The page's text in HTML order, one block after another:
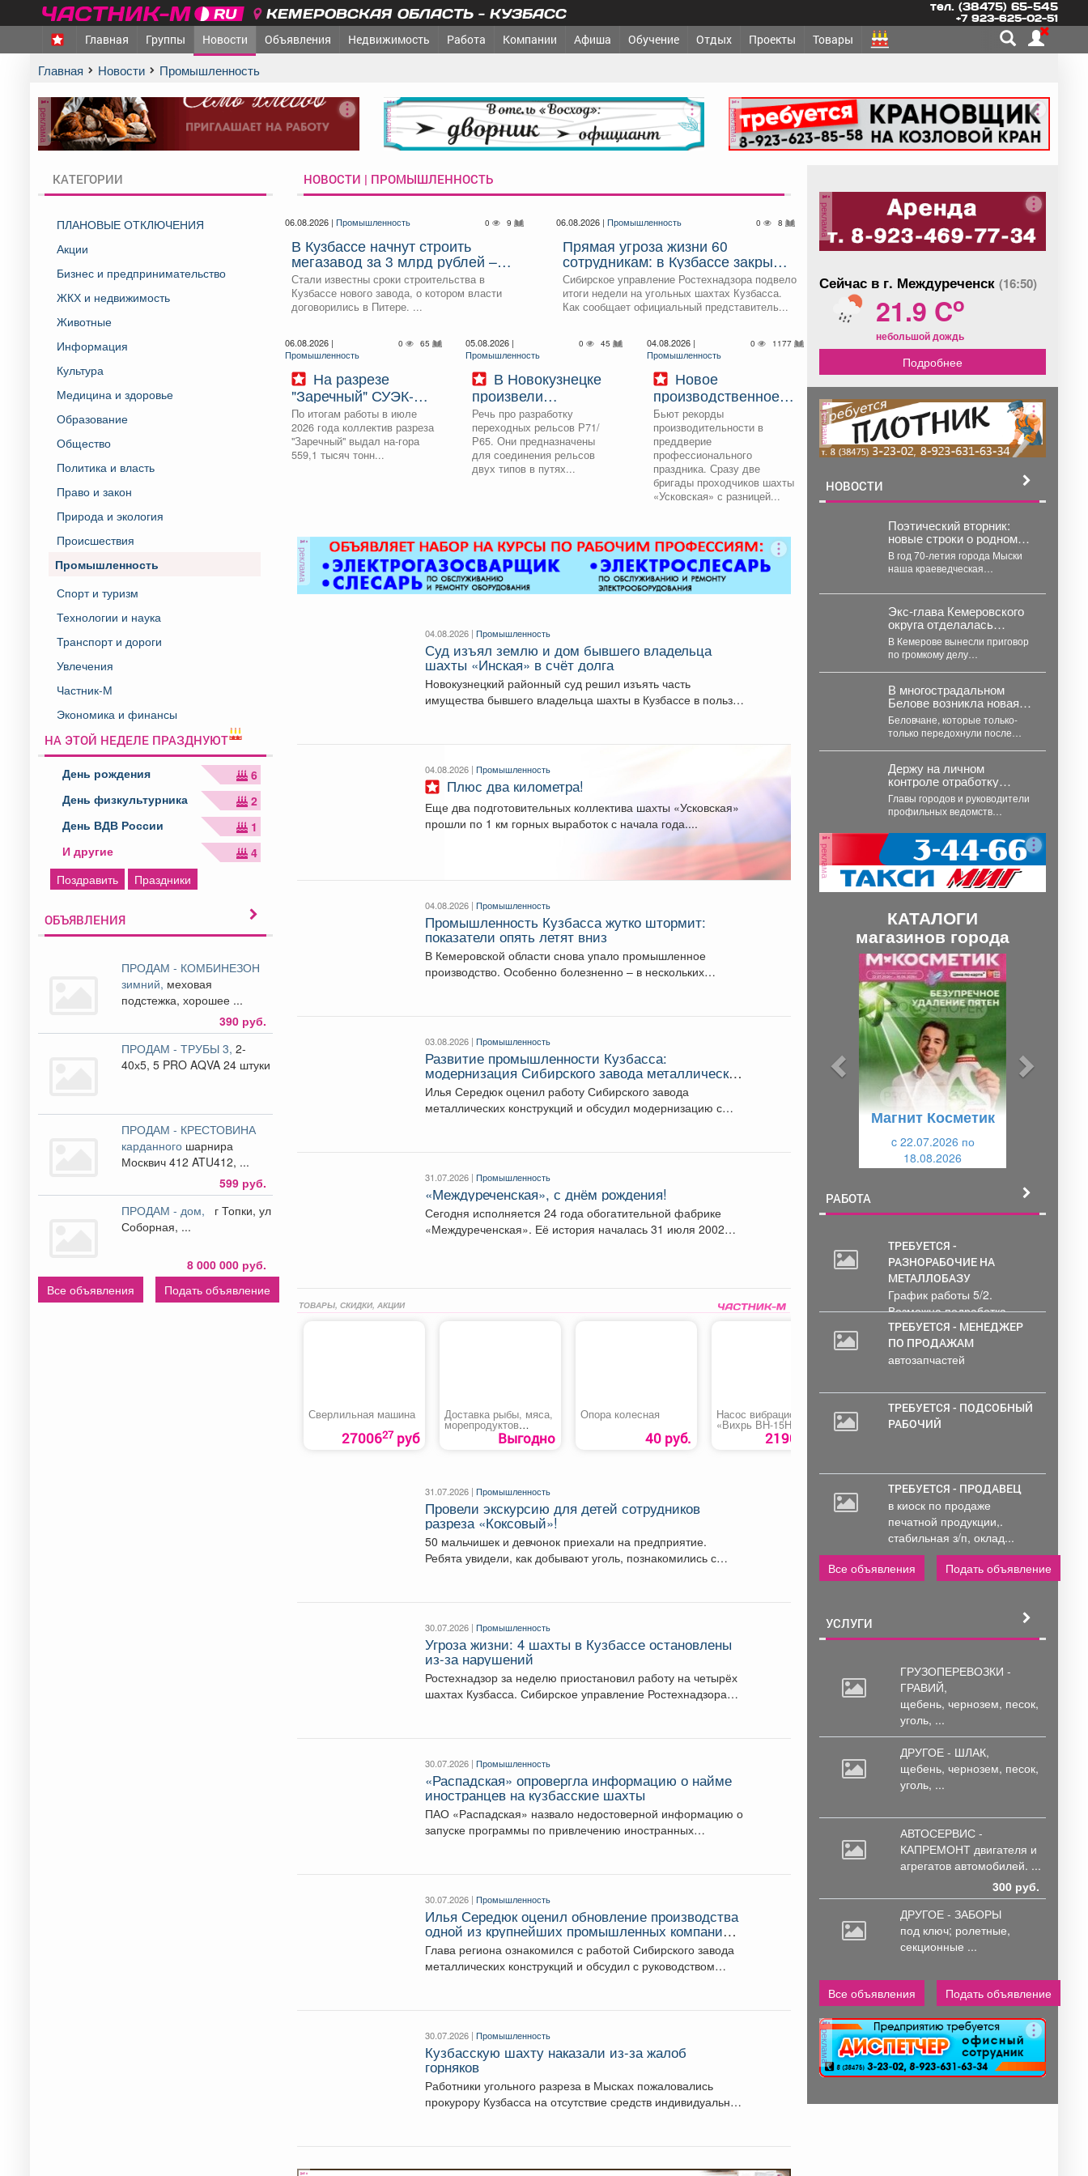
КЕМЕРОВСКАЯ ОБЛАСТЬ - КУЗБАСС тел. (38475) 65-545
+7 923-625-02-51
Главная Группы Новости Объявления Недвижимость Работа Компании Афиша Обучение Отдых Проекты Товары
Главная Новости Промышленность
реклама реклама реклама
КАТЕГОРИИ
ПЛАНОВЫЕ ОТКЛЮЧЕНИЯ
Акции
Бизнес и предпринимательство
ЖКХ и недвижимость
Животные
Информация
Культура
Медицина и здоровье
Образование
Общество
Политика и власть
Право и закон
Природа и экология
Происшествия
Промышленность
Спорт и туризм
Технологии и наука
Транспорт и дороги
Увлечения
Частник-М
Экономика и финансы
НА ЭТОЙ НЕДЕЛЕ ПРАЗДНУЮТ
День рождения
6
День физкультурника
2
День ВДВ России
1
И другие
4
Поздравить
Праздники
ОБЪЯВЛЕНИЯ
ПРОДАМ - КОМБИНЕЗОН
зимний, меховая
подстежка, хорошее ...
390 руб.
ПРОДАМ - ТРУБЫ 3,2-
40х5, 5 PRO AQVA 24 штуки
ПРОДАМ - КРЕСТОВИНА
карданного шарнира
Москвич 412 ATU412, ...
599 руб.
ПРОДАМ - дом,
г Топки, ул
Соборная, ...
8 000 000 руб.
Все объявления
Подать объявление
НОВОСТИ | ПРОМЫШЛЕННОСТЬ
06.08.2026 | Промышленность 0 9
В Кузбассе начнут строить
мегазавод за 3 млрд рублей –
когда и где
Стали известны сроки строительства в
Кузбассе нового завода, о котором власти
договорились в Питере. ...
06.08.2026 | Промышленность 0 8
Прямая угроза жизни 60
сотрудникам: в Кузбассе закрыли
еще 3 шахты
Сибирское управление Ростехнадзора подвело
итоги недели на угольных шахтах Кузбасса.
Как сообщает официальный представитель...
06.08.2026 |
Промышленность
0 65
"Заречный" СУЭК-
Кузбасс установлен
рекорд добычи за
месяц
По итогам работы в июле
2026 года коллектив разреза
"Заречный" выдал на-гора
559,1 тысяч тонн...
05.08.2026 |
Промышленность
0 45
произвели
инновационные
рельсы для
тяжеловесного
движения
Речь про разработку
переходных рельсов Р71/
Р65. Они предназначены
для соединения рельсов
двух типов в путях...
04.08.2026 |
Промышленность
0 1177
производственное
достижение на
шахте «Усковская»
Бьют рекорды
производительности в
преддверие
профессионального
праздника. Сразу две
бригады проходчиков шахты
«Усковская» с разницей...
реклама
04.08.2026 |Промышленность
Суд изъял землю и дом бывшего владельца
шахты «Инская» в счёт долга
Новокузнецкий районный суд решил изъять часть
имущества бывшего владельца шахты в Кузбассе в пользу
04.08.2026 |Промышленность
Плюс два километра!
Еще два подготовительных коллектива шахты «Усковская»
прошли по 1 км горных выработок с начала года....
04.08.2026 |Промышленность
Промышленность Кузбасса жутко штормит:
показатели опять летят вниз
В Кемеровской области снова упало промышленное
производство. Особенно болезненно – в нескольких
03.08.2026 |Промышленность
Развитие промышленности Кузбасса:
модернизация Сибирского завода металлических
конструкций
Илья Середюк оценил работу Сибирского завода
металлических конструкций и обсудил модернизацию с
31.07.2026 |Промышленность
«Междуреченская», с днём рождения!
Сегодня исполняется 24 года обогатительной фабрике
«Междуреченская». Её история началась 31 июля 2002
ТОВАРЫ, СКИДКИ, АКЦИИ
Сверлильная машина
2700627руб
Доставка рыбы, мяса,
морепродуктов
БЕСПЛАТНОВыгодно
Опора колесная
40 руб.
Насос вибрационный
«Вихрь ВН-15Н»
2190 руб.
Бетоносмеситель
БСН-160П
Уголок крепежный
31.07.2026 |Промышленность
Провели экскурсию для детей сотрудников
разреза «Коксовый»!
50 мальчишек и девчонок приехали на предприятие.
Ребята увидели, как добывают уголь, познакомились с
30.07.2026 |Промышленность
Угроза жизни: 4 шахты в Кузбассе остановлены
из-за нарушений
Ростехнадзор за неделю приостановил работу на четырёх
шахтах Кузбасса. Сибирское управление Ростехнадзора
30.07.2026 |Промышленность
«Распадская» опровергла информацию о найме
иностранцев на кузбасские шахты
ПАО «Распадская» назвало недостоверной информацию о
запуске программы по привлечению иностранных
30.07.2026 |Промышленность
Илья Середюк оценил обновление производства
одной из крупнейших промышленных компаний
Кузбасса
Глава региона ознакомился с работой Сибирского завода
металлических конструкций и обсудил с руководством
30.07.2026 |Промышленность
Кузбасскую шахту наказали из-за жалоб
горняков
Работники угольного разреза в Мысках пожаловались
прокурору Кузбасса на отсутствие средств индивидуальной
реклама
Сейчас в г. Междуреченск (16:50)
21.9 Co
небольшой дождь
Подробнее
реклама
НОВОСТИ
Поэтический вторник:
новые строки о родном
городе
В год 70-летия города Мыски
наша краеведческая
«Поэтический вторникЪ»
продолжает знакомить
читателей с...
Экс-глава Кемеровского
округа отделалась
условкой за ущерб на 300
млн рублей
В Кемерове вынесли приговор
по громкому делу
на злоупотреблении властью.
...
В многострадальном
Белове возникла новая
напасть – что на этот раз
Беловчане, которые только-
только передохнули после
напастью. ...
Держу на личном
контроле отработку
обращений, которые
поступили во время
прямого эфира 28 июля.
Главы городов и руководители
профильных ведомств
работах, обязательно
подтверждают их фото и...
реклама
КАТАЛОГИ
магазинов города
Магнит Косметик
c 22.07.2026 по
18.08.2026
РАБОТА
ТРЕБУЕТСЯ -
РАЗНОРАБОЧИЕ НА
МЕТАЛЛОБАЗУ
График работы 5/2.
Возможна подработка..
ТРЕБУЕТСЯ - МЕНЕДЖЕР
ПО ПРОДАЖАМ
автозапчастей
ТРЕБУЕТСЯ - ПОДСОБНЫЙ
РАБОЧИЙ
ТРЕБУЕТСЯ - ПРОДАВЕЦ
в киоск по продаже
печатной продукции,.
стабильная з/п, оклад...
Все объявления
Подать объявление
УСЛУГИ
ГРУЗОПЕРЕВОЗКИ -
ГРАВИЙ,
щебень, чернозем, песок,
уголь, ...
ДРУГОЕ - ШЛАК,
щебень, чернозем, песок,
уголь, ...
АВТОСЕРВИС -
КАПРЕМОНТ двигателя и
агрегатов автомобилей. ...
300 руб.
ДРУГОЕ - ЗАБОРЫ
под ключ; ролетные,
секционные ...
Все объявления Подать объявление
реклама